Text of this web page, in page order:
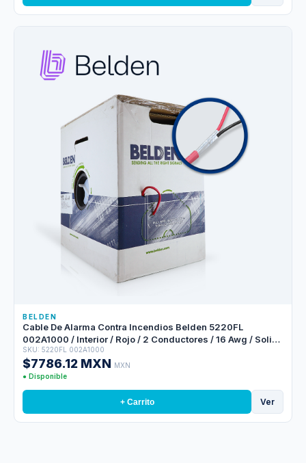
BELDEN
Cable De Alarma Contra Incendios Belden 5220FL
002A1000 / Interior / Rojo / 2 Conductores / 16 Awg / Solido
/ Forro Pvc / Cmr - Fplr / Blindado / Bobina En Caja / 1,000
Pies 305 Metros
SKU: 5220FL 002A1000
$7786.12 MXN MXN
● Disponible
+ Carrito Ver